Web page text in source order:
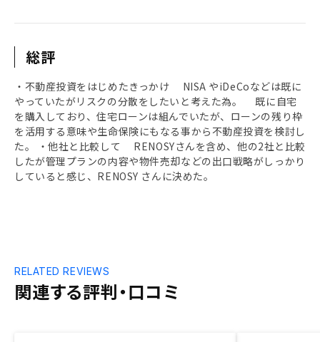
総評
・不動産投資をはじめたきっかけ NISA やiDeCoなどは既に
やっていたがリスクの分散をしたいと考えた為。 既に自宅
を購入しており、住宅ローンは組んでいたが、ローンの残り枠
を活用する意味や生命保険にもなる事から不動産投資を検討し
た。 ・他社と比較して RENOSYさんを含め、他の2社と比較
したが管理プランの内容や物件売却などの出口戦略がしっかり
していると感じ、RENOSY さんに決めた。
関連する評判・口コミ
RELATED REVIEWS